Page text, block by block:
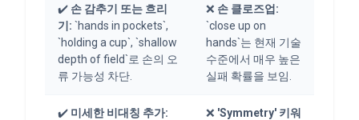
✔️ 손 감추기 또는 흐리
기: `hands in pockets`,
`holding a cup`, `shallow
depth of field`로 손의 오
류 가능성 차단.
❌ 손 클로즈업:
`close up on
hands`는 현재 기술
수준에서 매우 높은
실패 확률을 보임.
✔️ 미세한 비대칭 추가:
❌ 'Symmetry' 키워